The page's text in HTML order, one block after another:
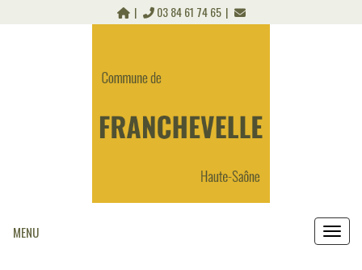
03 84 61 74 65
MENU
Panneau de gestion des cookies